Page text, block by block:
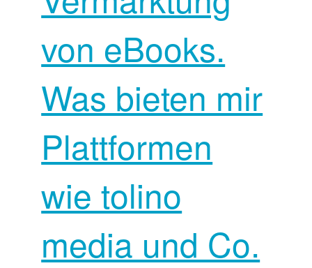
von eBooks.
Was bieten mir
Plattformen
wie tolino
media und Co.